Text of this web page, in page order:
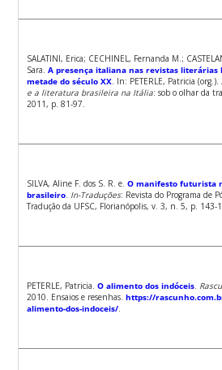
SALATINI, Erica; CECHINEL, Fernanda M.;
Sara.A presença italiana nas revistas literárias
metade do século XX . In: PETERLE, Patricia (org.).
e a literatura brasileira na Itália: sob o olhar da
2011, p. 81-97.
SILVA, Aline F. dos S. R. e.O manifesto futurista
brasileiro In-Traduções: Revista do Programa de
Tradução da UFSC, Florianópolis, v. 3, n. 5, p. 143-
PETERLE, Patricia.O alimento dos indóceis
2010. Ensaios e resenhas.https://
alimento-dos-indoceis/